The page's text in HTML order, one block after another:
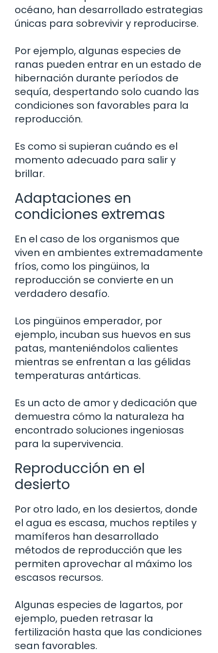
océano, han desarrollado estrategias
únicas para sobrevivir y reproducirse.
Por ejemplo, algunas especies de
ranas pueden entrar en un estado de
hibernación durante períodos de
sequía, despertando solo cuando las
condiciones son favorables para la
reproducción.
Es como si supieran cuándo es el
momento adecuado para salir y
brillar.
Adaptaciones en
condiciones extremas
En el caso de los organismos que
viven en ambientes extremadamente
fríos, como los pingüinos, la
reproducción se convierte en un
verdadero desafío.
Los pingüinos emperador, por
ejemplo, incuban sus huevos en sus
patas, manteniéndolos calientes
mientras se enfrentan a las gélidas
temperaturas antárticas.
Es un acto de amor y dedicación que
demuestra cómo la naturaleza ha
encontrado soluciones ingeniosas
para la supervivencia.
Reproducción en el
desierto
Por otro lado, en los desiertos, donde
el agua es escasa, muchos reptiles y
mamíferos han desarrollado
métodos de reproducción que les
permiten aprovechar al máximo los
escasos recursos.
Algunas especies de lagartos, por
ejemplo, pueden retrasar la
fertilización hasta que las condiciones
sean favorables.